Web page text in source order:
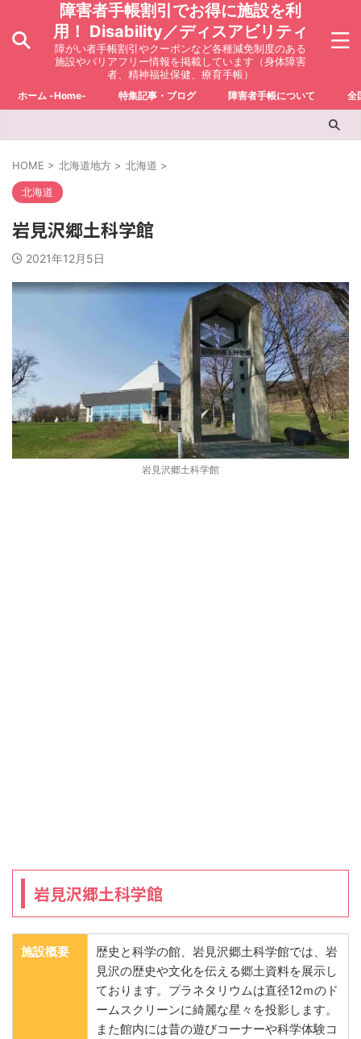
障害者手帳割引でお得に施設を利
用！ Disability／ディスアビリティ
障がい者手帳割引やクーポンなど各種減免制度のある
施設やバリアフリー情報を掲載しています（身体障害
者、精神福祉保健、療育手帳）
ホーム -Home- 特集記事・ブログ 障害者手帳について 全
HOME > 北海道地方 > 北海道 >
北海道
岩見沢郷土科学館
2021年12月5日
岩見沢郷土科学館
岩見沢郷土科学館
施設概要
歴史と科学の館、岩見沢郷土科学館では、岩
見沢の歴史や文化を伝える郷土資料を展示し
ております。プラネタリウムは直径12ｍのド
ームスクリーンに綺麗な星々を投影します。
また館内には昔の遊びコーナーや科学体験コ